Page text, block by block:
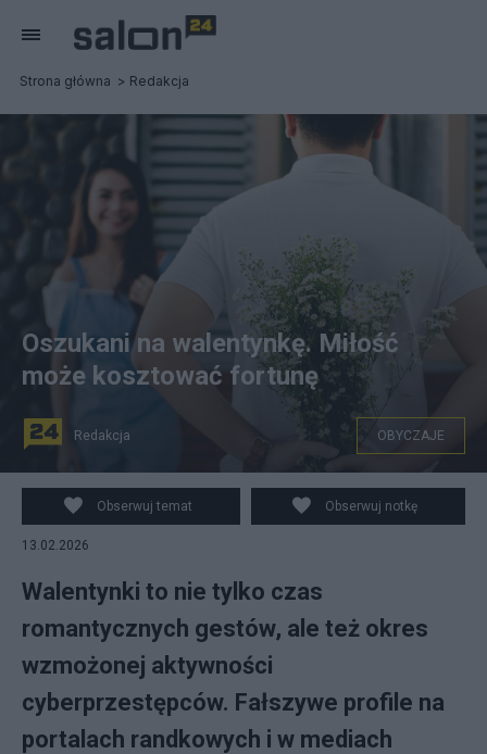
Strona główna Redakcja
Oszukani na walentynkę. Miłość
może kosztować fortunę
Redakcja OBYCZAJE
Obserwuj temat Obserwuj notkę
13.02.2026
Walentynki to nie tylko czas
romantycznych gestów, ale też okres
wzmożonej aktywności
cyberprzestępców. Fałszywe profile na
portalach randkowych i w mediach